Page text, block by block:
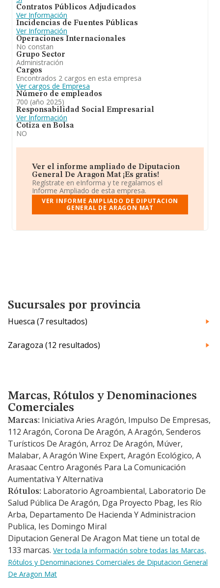
Contratos Públicos Adjudicados
Ver Información
Incidencias de Fuentes Públicas
Ver Información
Operaciones Internacionales
No constan
Grupo Sector
Administración
Cargos
Encontrados 2 cargos en esta empresa
Ver cargos de Empresa
Número de empleados
700 (año 2025)
Responsabilidad Social Empresarial
Ver Información
Cotiza en Bolsa
NO
Ver el informe ampliado de Diputacion
General De Aragon Mat ¡Es gratis!
Regístrate en eInforma y te regalamos el
Informe Ampliado de esta empresa.
VER INFORME AMPLIADO DE DIPUTACION
GENERAL DE ARAGON MAT
Sucursales por provincia
Huesca (7 resultados)
Zaragoza (12 resultados)
Marcas, Rótulos y Denominaciones Comerciales
Marcas, Rótulos y Denominaciones
Comerciales
Marcas: Iniciativa Aries Aragón, Impulso De Empresas,
112 Aragón, Corona De Aragón, A Aragón, Senderos
Turísticos De Aragón, Arroz De Aragón, Múver,
Malabar, A Aragón Wine Expert, Aragón Ecológico, A
Arasaac Centro Aragonés Para La Comunicación
Aumentativa Y Alternativa
Rótulos: Laboratorio Agroambiental, Laboratorio De
Salud Pública De Aragón, Dga Proyecto Pbag, Ies Río
Arba, Departamento De Hacienda Y Administracion
Publica, Ies Domingo Miral
Diputacion General De Aragon Mat tiene un total de
133 marcas. Ver toda la información sobre todas las Marcas,
Rótulos y Denominaciones Comerciales de Diputacion General
De Aragon Mat